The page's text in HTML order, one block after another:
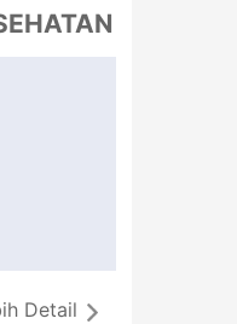
Detail